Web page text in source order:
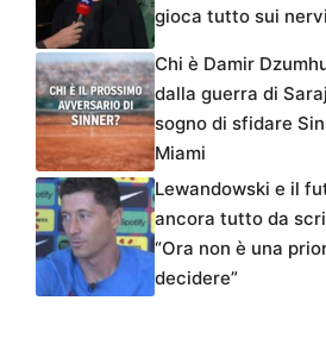
gioca tutto sui
Chi è Damir
dalla guerra di
sogno di sfidare
Miami
Lewandowski e il
ancora tutto da
“Ora non è una
decidere”